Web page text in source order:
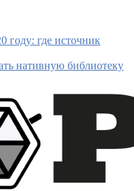
году: где источник
нативную библиотеку